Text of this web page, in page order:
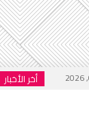
أخر الأخبار